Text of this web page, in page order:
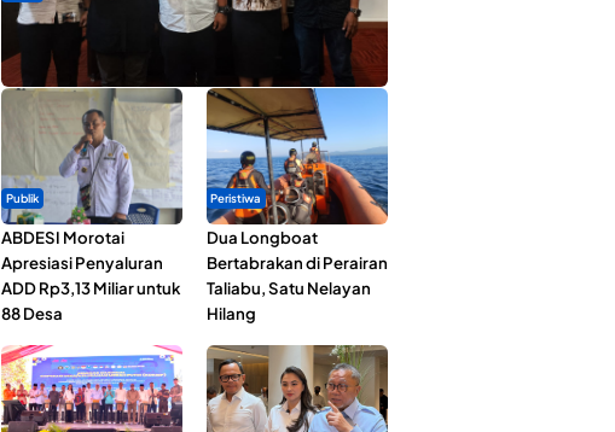
Dua Talenta Muda Ternate Wakili Maluku Utara di
Gita Bahana Nusantara 2026
Publik
ABDESI Morotai
Apresiasi Penyaluran
ADD Rp3,13 Miliar untuk
88 Desa
Peristiwa
Dua Longboat
Bertabrakan di Perairan
Taliabu, Satu Nelayan
Hilang